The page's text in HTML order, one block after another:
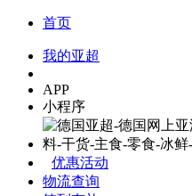
首页
我的亚超
APP
小程序
优惠活动
物流查询